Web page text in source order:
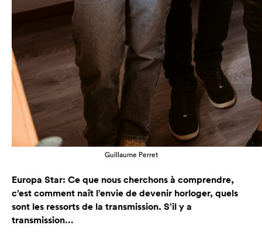
Guillaume Perret
Europa Star: Ce que nous cherchons à comprendre,
c’est comment naît l’envie de devenir horloger, quels
sont les ressorts de la transmission. S’il y a
transmission…